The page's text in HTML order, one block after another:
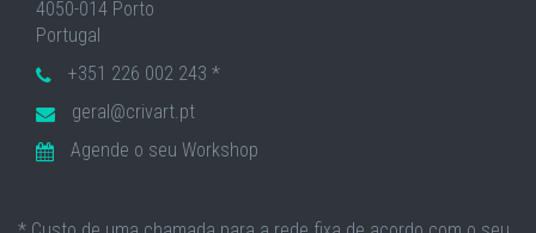
4050-014 Porto
Portugal
+351 226 002 243 *
geral@crivart.pt
Agende o seu Workshop